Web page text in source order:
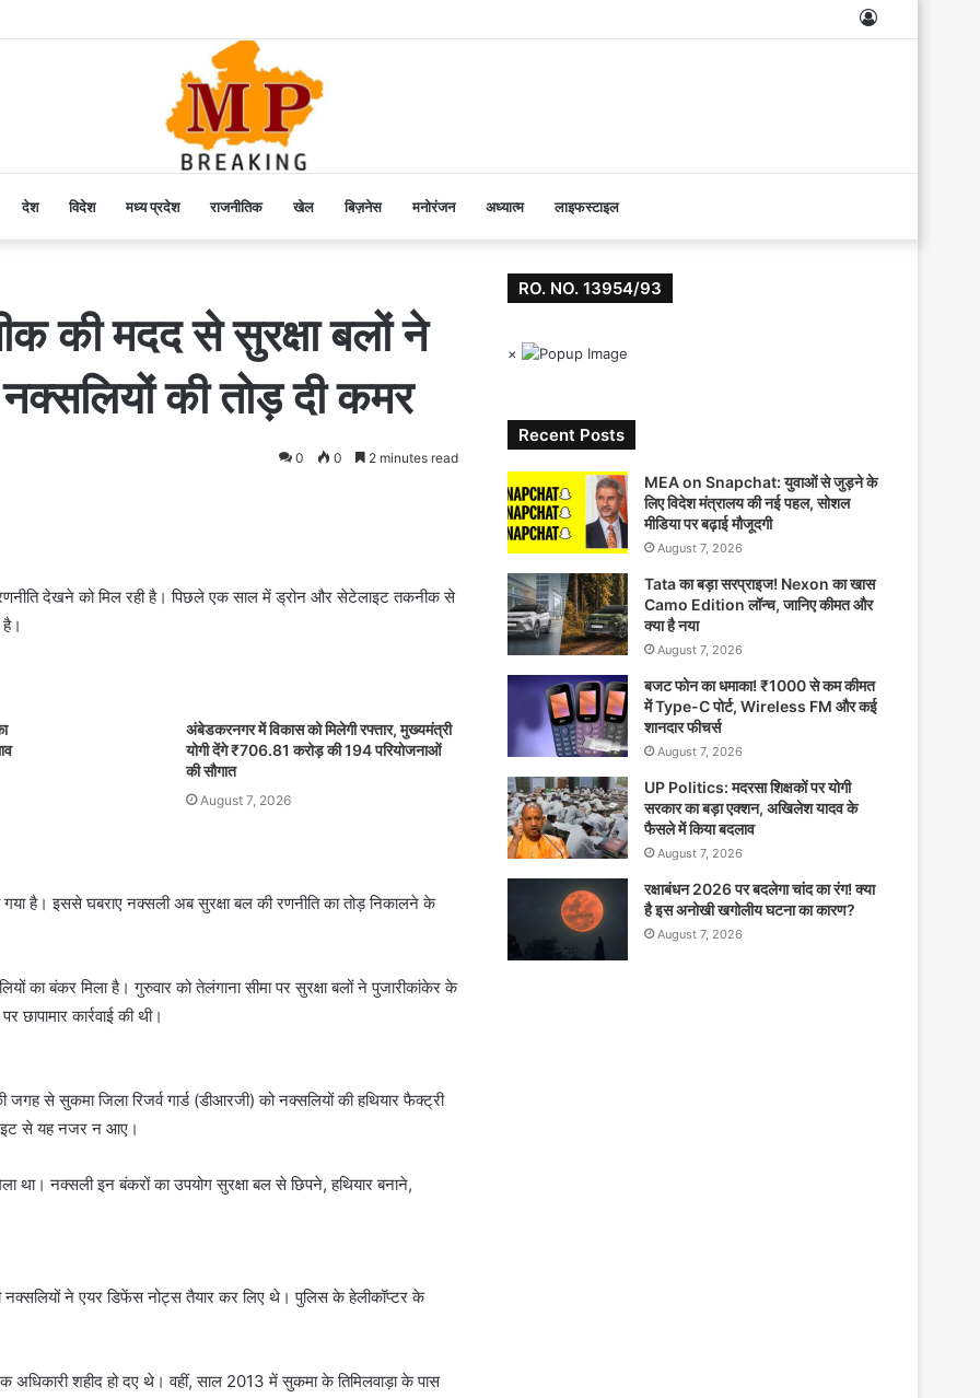
देश विदेश मध्य प्रदेश राजनीतिक खेल बिज़नेस मनोरंजन अध्यात्म लाइफस्टाइल
की मदद से सुरक्षा बलों ने
की तोड़ दी कमर
0 0 2 minutes read
देखने को मिल रही है। पिछले एक साल में ड्रोन और सेटेलाइट तकनीक से
अंबेडकरनगर में विकास को मिलेगी रफ्तार, मुख्यमंत्री
योगी देंगे ₹706.81 करोड़ की 194 परियोजनाओं
की सौगात
August 7, 2026
है। इससे घबराए नक्सली अब सुरक्षा बल की रणनीति का तोड़ निकालने के
का बंकर मिला है। गुरुवार को तेलंगाना सीमा पर सुरक्षा बलों ने पुजारीकांकेर के
कार्रवाई की थी।
से सुकमा जिला रिजर्व गार्ड (डीआरजी) को नक्सलियों की हथियार फैक्ट्री
से यह नजर न आए।
था। नक्सली इन बंकरों का उपयोग सुरक्षा बल से छिपने, हथियार बनाने,
नक्सलियों ने एयर डिफेंस नोट्स तैयार कर लिए थे। पुलिस के हेलीकॉप्टर के
अधिकारी शहीद हो दए थे। वहीं, साल 2013 में सुकमा के तिमिलवाड़ा के पास
RO. NO. 13954/93
×
Recent Posts
MEA on Snapchat: युवाओं से जुड़ने के
लिए विदेश मंत्रालय की नई पहल, सोशल
मीडिया पर बढ़ाई मौजूदगी
August 7, 2026
Tata का बड़ा सरप्राइज! Nexon का खास
Camo Edition लॉन्च, जानिए कीमत और
क्या है नया
August 7, 2026
बजट फोन का धमाका! ₹1000 से कम कीमत
में Type-C पोर्ट, Wireless FM और कई
शानदार फीचर्स
August 7, 2026
UP Politics: मदरसा शिक्षकों पर योगी
सरकार का बड़ा एक्शन, अखिलेश यादव के
फैसले में किया बदलाव
August 7, 2026
रक्षाबंधन 2026 पर बदलेगा चांद का रंग! क्या
है इस अनोखी खगोलीय घटना का कारण?
August 7, 2026